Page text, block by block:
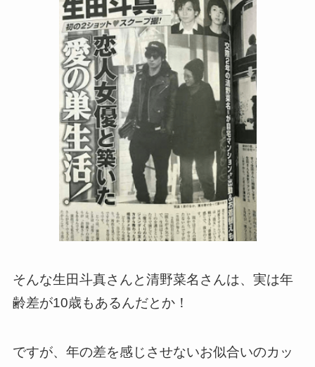
そんな生田斗真さんと清野菜名さんは、実は年
齢差が10歳もあるんだとか！
ですが、年の差を感じさせないお似合いのカッ